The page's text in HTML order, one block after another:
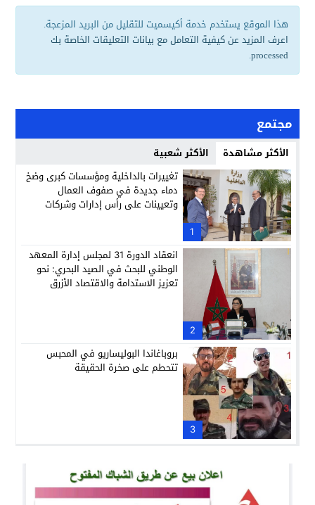
هذا الموقع يستخدم خدمة أكيسميت للتقليل من البريد المزعجة.
اعرف المزيد عن كيفية التعامل مع بيانات التعليقات الخاصة بك
processed
.
مجتمع
الأكثر مشاهدة الأكثر شعبية
1
تغييرات بالداخلية ومؤسسات كبرى وضخ
دماء جديدة في صفوف العمال
وتعيينات على رأس إدارات وشركات
2
انعقاد الدورة 31 لمجلس إدارة المعهد
الوطني للبحث في الصيد البحري: نحو
تعزيز الاستدامة والاقتصاد الأزرق
3
بروباغاندا البوليساريو في المحبس
تتحطم على صخرة الحقيقة